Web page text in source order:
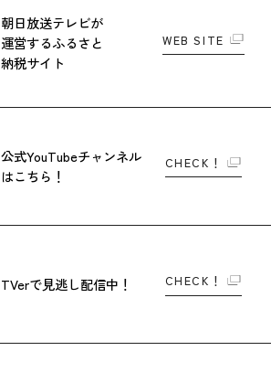
朝日放送テレビが
運営するふるさと
納税サイト
WEB SITE
公式YouTubeチャンネル
はこちら！
CHECK！
TVerで見逃し配信中！ CHECK！